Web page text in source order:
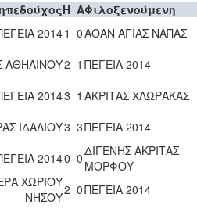
H AΦιλοξενούμενη
20141 0ΑΟΑΝ ΑΓΙΑΣ ΝΑΠΑΣ
ΑΘΗΑΙΝΟΥ2 1 ΠΕΓΕΙΑ 2014
20143 1 ΑΚΡΙΤΑΣ ΧΛΩΡΑΚΑΣ
ΙΔΑΛΙΟΥ3 3ΠΕΓΕΙΑ 2014
20140 0ΔΙΓΕΝΗΣ ΑΚΡΙΤΑΣ
ΜΟΡΦΟΥ
ΧΩΡΙΟΥ
ΝΗΣΟΥ2 0ΠΕΓΕΙΑ 2014